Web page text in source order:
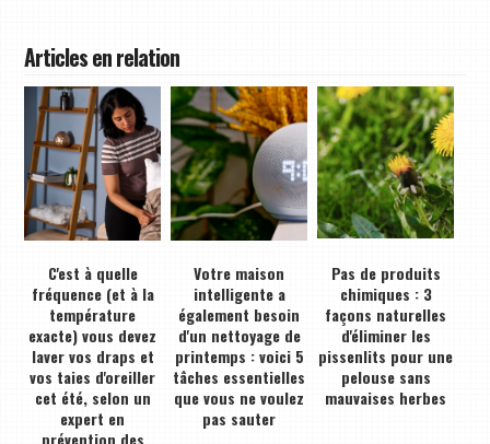
Articles en relation
C'est à quelle
fréquence (et à la
température
exacte) vous devez
laver vos draps et
vos taies d'oreiller
cet été, selon un
expert en
Votre maison
intelligente a
également besoin
d'un nettoyage de
printemps : voici 5
tâches essentielles
que vous ne voulez
pas sauter
Pas de produits
chimiques : 3
façons naturelles
d'éliminer les
pissenlits pour une
pelouse sans
mauvaises herbes